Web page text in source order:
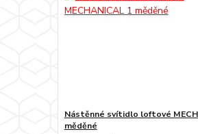
Nástěnné svítidlo loftové
měděné